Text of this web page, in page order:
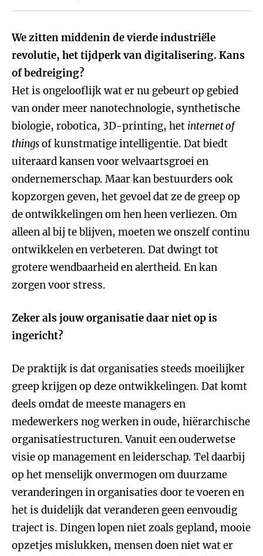
We zitten middenin de vierde industriële
revolutie, het tijdperk van digitalisering. Kans
of bedreiging?
Het is ongelooflijk wat er nu gebeurt op gebied
van onder meer nanotechnologie, synthetische
biologie, robotica, 3D-printing, het internet of
thingsof kunstmatige intelligentie. Dat biedt
uiteraard kansen voor welvaartsgroei en
ondernemerschap. Maar kan bestuurders ook
kopzorgen geven, het gevoel dat ze de greep op
de ontwikkelingen om hen heen verliezen. Om
alleen al bij te blijven, moeten we onszelf continu
ontwikkelen en verbeteren. Dat dwingt tot
grotere wendbaarheid en alertheid. En kan
zorgen voor stress.
Zeker als jouw organisatie daar niet op is
ingericht?
De praktijk is dat organisaties steeds moeilijker
greep krijgen op deze ontwikkelingen. Dat komt
deels omdat de meeste managers en
medewerkers nog werken in oude, hiërarchische
organisatiestructuren. Vanuit een ouderwetse
visie op management en leiderschap. Tel daarbij
op het menselijk onvermogen om duurzame
veranderingen in organisaties door te voeren en
het is duidelijk dat veranderen geen eenvoudig
traject is. Dingen lopen niet zoals gepland, mooie
opzetjes mislukken, mensen doen niet wat er